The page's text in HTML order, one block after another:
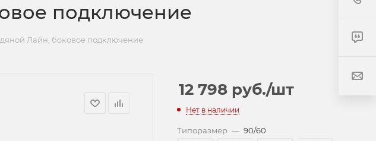
подключение
Лайн, боковое подключение
12 798 руб./шт
Нет в наличии
Типоразмер — 90/60